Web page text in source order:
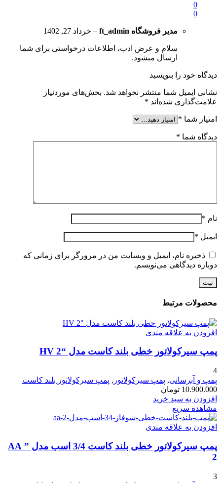
0
0
مدیر فروشگاه ft_admin
– خرداد 27, 1402
سلام و عرض ادب، اطلاعات درخواستی برای شما
ارسال میشود.
دیدگاه خود را بنویسید
نشانی ایمیل شما منتشر نخواهد شد. بخش‌های موردنیاز
علامت‌گذاری شده‌اند *
امتیاز شما *
دیدگاه شما *
نام *
ایمیل *
ذخیره نام، ایمیل و وبسایت من در مرورگر برای زمانی که
دوباره دیدگاهی می‌نویسم.
محصولات مرتبط
افزودن به علاقه مندی
پمپ سیرکولاتور خطی بلند کاست مدل “HV 2
4
پمپ و آبرسانی, پمپ سیرکولاتور , پمپ سیرکولاتور بلند کاست
10.900.000 تومان
افزودن به سبد خرید
مشاهده سریع
افزودن به علاقه مندی
پمپ سیرکولاتور خطی بلند کاست 3/4 اسب مدل ” AA
2
3